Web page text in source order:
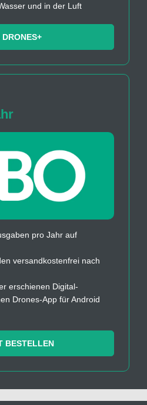
und in der Luft
DRONES+
pro Jahr auf
versandkostenfrei nach
erschienen Digital-
Drones-App für Android
BESTELLEN